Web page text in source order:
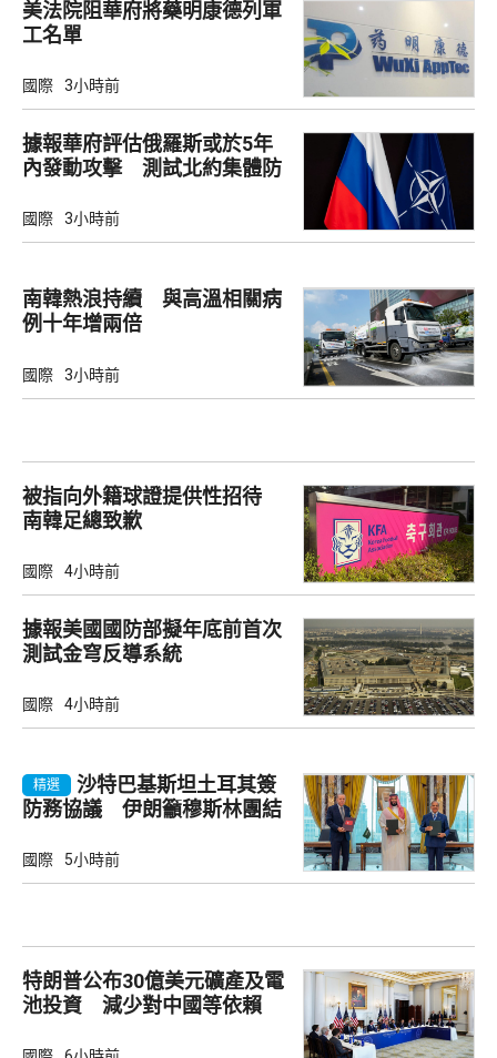
美法院阻華府將藥明康德列軍
工名單
國際 3小時前
據報華府評估俄羅斯或於5年
內發動攻擊 測試北約集體防
國際 3小時前
南韓熱浪持續 與高溫相關病
例十年增兩倍
國際 3小時前
被指向外籍球證提供性招待
南韓足總致歉
國際 4小時前
據報美國國防部擬年底前首次
測試金穹反導系統
國際 4小時前
精選
沙特巴基斯坦土耳其簽
防務協議 伊朗籲穆斯林團結
國際 5小時前
特朗普公布30億美元礦產及電
池投資 減少對中國等依賴